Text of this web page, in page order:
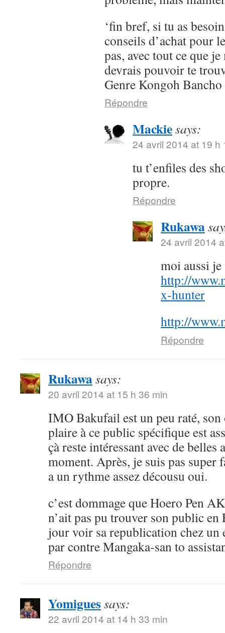
‘fin bref, si tu as
conseils d’achat pour
pas, avec tout ce que
devrais pouvoir te
Genre Kongoh Bancho
Répondre
Mackiesays:
24 avril 2014 at 19 h
tu t’enfiles des
propre.
Répondre
Rukawa
24 avril 2014
moi aussi
http://
x-hunter
http://
Répondre
Rukawasays:
20 avril 2014 at 15 h 36 min
IMO Bakufail est un peu raté,
plaire à ce public spécifique est
çà reste intéressant avec de belles
moment. Après, je suis pas super
a un rythme assez décousu oui.
c’est dommage que Hoero Pen
n’ait pas pu trouver son public en
jour voir sa republication chez un
par contre Mangaka-san to
Répondre
Yomiguessays:
22 avril 2014 at 14 h 33 min